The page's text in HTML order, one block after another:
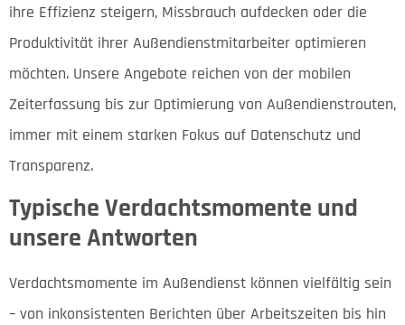
ihre Effizienz steigern, Missbrauch aufdecken oder die
Produktivität ihrer Außendienstmitarbeiter optimieren
möchten. Unsere Angebote reichen von der mobilen
Zeiterfassung bis zur Optimierung von Außendienstrouten,
immer mit einem starken Fokus auf Datenschutz und
Transparenz.
Typische Verdachtsmomente und
unsere Antworten
Verdachtsmomente im Außendienst können vielfältig sein
– von inkonsistenten Berichten über Arbeitszeiten bis hin